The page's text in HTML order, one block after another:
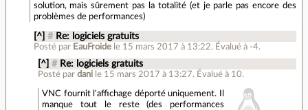
solution, mais sûrement pas la totalité (et je parle pas encore des
problèmes de performances)
[^] # Re: logiciels gratuits
Posté par EauFroide le 15 mars 2017 à 13:22. Évalué à -4.
[^] # Re: logiciels gratuits
Posté pardani le 15 mars 2017 à 13:27. Évalué à 10.
VNC fournit l'affichage déporté uniquement. Il
manque tout le reste (des performances